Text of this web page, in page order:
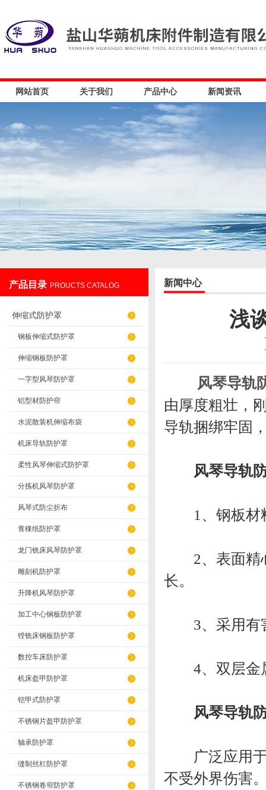
盐山华蒴机床附件制造有限公司
网站首页 关于我们 产品中心 新闻资讯
产品目录 PROUCTS CATALOG
伸缩式防护罩
钢板伸缩式防护罩
伸缩钢板防护罩
一字型风琴防护罩
铝型材防护帘
水泥散装机伸缩布袋
机床导轨防护罩
柔性风琴伸缩式防护罩
分拣机风琴防护罩
风琴式防尘折布
青稞纸防护罩
龙门铣床风琴防护罩
雕刻机防护罩
升降机风琴防护罩
加工中心钢板防护罩
镗铣床钢板防护罩
数控车床防护罩
机床盔甲防护罩
铠甲式防护罩
不锈钢片盔甲防护罩
轴承防护罩
缝制丝杠防护罩
不锈钢卷帘防护罩
新闻中心
浅
风琴导轨
由厚度粗壮，
导轨捆绑牢固
风琴导轨
1、钢板材料
2、表面精心
长。
3、采用有害
4、双层金属
风琴导轨
广泛应用于
不受外界伤害